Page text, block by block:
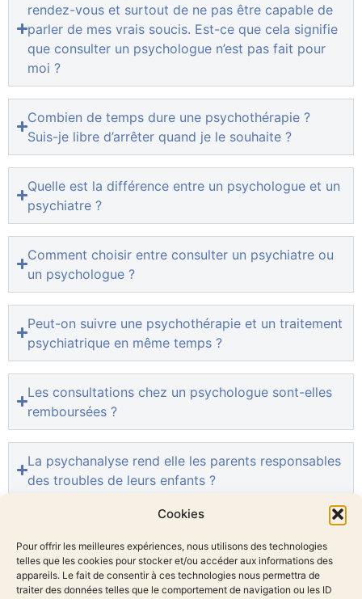
Cookies
Pour offrir les meilleures expériences, nous utilisons des technologies
telles que les cookies pour stocker et/ou accéder aux informations des
appareils. Le fait de consentir à ces technologies nous permettra de
traiter des données telles que le comportement de navigation ou les ID
rendez-vous et surtout de ne pas être capable de
parler de mes vrais soucis. Est-ce que cela signifie
que consulter un psychologue n’est pas fait pour
moi ?
Combien de temps dure une psychothérapie ?
Suis-je libre d’arrêter quand je le souhaite ?
Quelle est la différence entre un psychologue et un
psychiatre ?
Comment choisir entre consulter un psychiatre ou
un psychologue ?
Peut-on suivre une psychothérapie et un traitement
psychiatrique en même temps ?
Les consultations chez un psychologue sont-elles
remboursées ?
La psychanalyse rend elle les parents responsables
des troubles de leurs enfants ?
David MAZOYER